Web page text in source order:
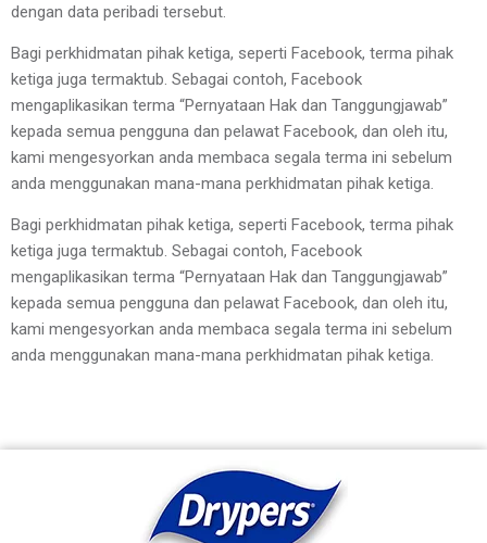
dengan data peribadi tersebut.
Bagi perkhidmatan pihak ketiga, seperti Facebook, terma pihak
ketiga juga termaktub. Sebagai contoh, Facebook
mengaplikasikan terma “Pernyataan Hak dan Tanggungjawab”
kepada semua pengguna dan pelawat Facebook, dan oleh itu,
kami mengesyorkan anda membaca segala terma ini sebelum
anda menggunakan mana-mana perkhidmatan pihak ketiga.
Bagi perkhidmatan pihak ketiga, seperti Facebook, terma pihak
ketiga juga termaktub. Sebagai contoh, Facebook
mengaplikasikan terma “Pernyataan Hak dan Tanggungjawab”
kepada semua pengguna dan pelawat Facebook, dan oleh itu,
kami mengesyorkan anda membaca segala terma ini sebelum
anda menggunakan mana-mana perkhidmatan pihak ketiga.